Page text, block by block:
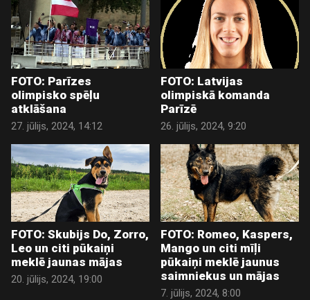
FOTO: Parīzes
olimpisko spēļu
atklāšana
27. jūlijs, 2024, 14:12
FOTO: Latvijas
olimpiskā komanda
Parīzē
26. jūlijs, 2024, 9:20
FOTO: Skubijs Do, Zorro,
Leo un citi pūkaiņi
meklē jaunas mājas
20. jūlijs, 2024, 19:00
FOTO: Romeo, Kaspers,
Mango un citi mīļi
pūkaiņi meklē jaunus
saimniekus un mājas
7. jūlijs, 2024, 8:00